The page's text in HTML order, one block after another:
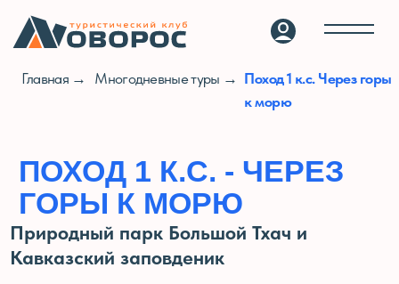
Природный парк Большой Тхач и
Кавказский заповденик
ПОД РЮКЗАКОМ
/10
8 ДНЕЙ